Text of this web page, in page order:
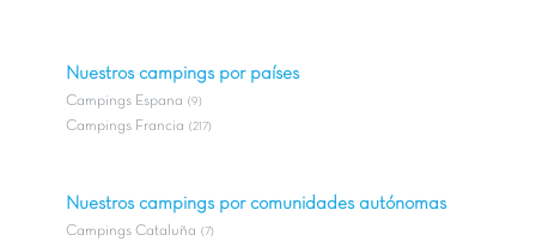
Nuestros campings por países
Campings Espana (9)
Campings Francia (217)
Nuestros campings por comunidades autónomas
Campings Cataluña (7)